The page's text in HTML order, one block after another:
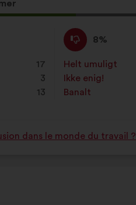
og
klik
på
knappen
”Søg”
17
3
13
Ikke
enig
:
8%
Dette
forslag
er
kvalificeret
som:
Helt umuligt
:gang
Ikke enig!
gang
Banalt
:gang
dans le monde du travail ?